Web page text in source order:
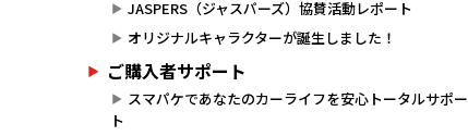
JASPERS（ジャスパーズ）協賛活動レポート
オリジナルキャラクターが誕生しました！
ご購入者サポート
スマパケであなたのカーライフを安心トータルサポー
ト